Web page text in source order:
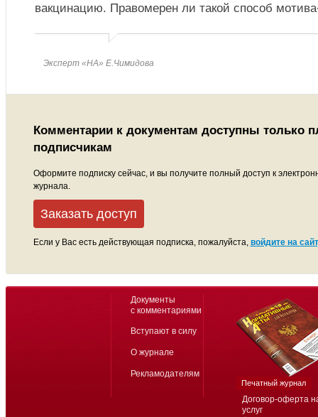
вакцинацию. Правомерен ли такой способ
Эксперт «НА» Е.Чимидова
Комментарии к документам доступны только
подписчикам
Оформите подписку сейчас, и вы получите полный доступ к
журнала.
Заказать доступ
Если у Вас есть действующая подписка, пожалуйста, войдите на
Договор-оферта
услуг
Документы
с комментариями
Вступают в силу
О журнале
Рекламодателям
Печатный журнал